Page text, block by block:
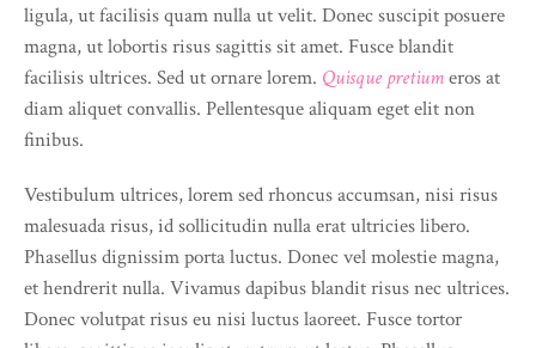
ligula, ut facilisis quam nulla ut velit. Donec suscipit posuere
magna, ut lobortis risus sagittis sit amet. Fusce blandit
facilisis ultrices. Sed ut ornare lorem. Quisque pretiumeros at
diam aliquet convallis. Pellentesque aliquam eget elit non
finibus.
Vestibulum ultrices, lorem sed rhoncus accumsan, nisi risus
malesuada risus, id sollicitudin nulla erat ultricies libero.
Phasellus dignissim porta luctus. Donec vel molestie magna,
et hendrerit nulla. Vivamus dapibus blandit risus nec ultrices.
Donec volutpat risus eu nisi luctus laoreet. Fusce tortor